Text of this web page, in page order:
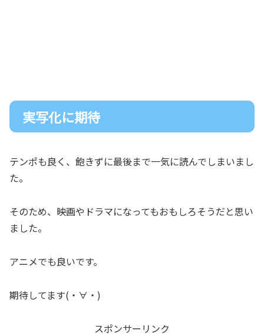
実写化に期待
テンポも良く、飽きずに最後まで一気に読んでしまいまし
た。
そのため、映画やドラマになってもおもしろそうだと思い
ました。
アニメでも良いです。
期待してます(・∀・)
スポンサーリンク